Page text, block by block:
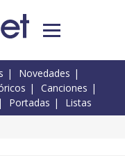
Novedades
Canciones
Portadas Listas